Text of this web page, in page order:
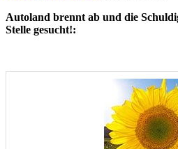
Autoland brennt ab und die
Stelle gesucht!: